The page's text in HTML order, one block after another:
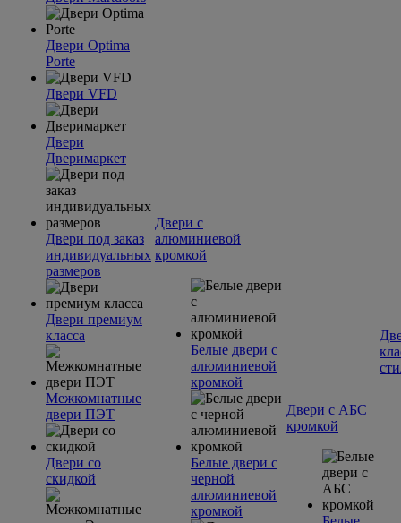
Двери Optima
Porte
Двери VFD
Двери
Дверимаркет
Двери под заказ
индивидуальных
размеров
Двери премиум
класса
Межкомнатные
двери ПЭТ
Двери со
скидкой
Двери с
алюминиевой
кромкой
Белые двери с
алюминиевой
кромкой
Белые двери с
черной
алюминиевой
кромкой
Двери с АБС
кромкой